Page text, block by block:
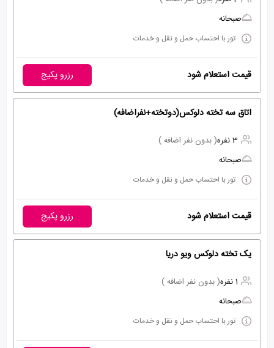
صبحانه
تور با احتساب حمل و نقل و خدمات
قیمت استعلام شود رزرو پکیج
اتاق سه تخته دلوکس(دوتخته+نفراضافه)
3 نفره
( بدون نفر اضافه )
صبحانه
تور با احتساب حمل و نقل و خدمات
قیمت استعلام شود رزرو پکیج
یک تخته دلوکس ویو دریا
1 نفره
( بدون نفر اضافه )
صبحانه
تور با احتساب حمل و نقل و خدمات